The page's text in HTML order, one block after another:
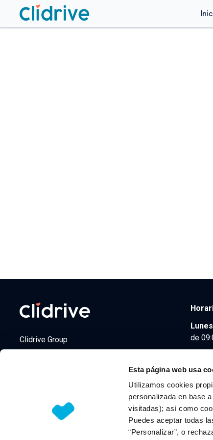
Esta página web usa
Utilizamos cookies
personalizada en base
visitadas); así como
Puedes aceptar todas
“Personalizar”, o
Clidrive Group
de
© 2026 CLIDRIVE CAPITAL, SOCIEDAD LIMITADA.